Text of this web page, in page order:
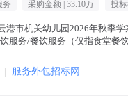
务 采购金额 | 33.10万 投
港市机关幼儿园2026年秋季
服务/餐饮服务（仅指食堂餐
| 服务外包招标网